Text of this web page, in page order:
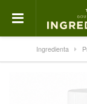
Ingredienta